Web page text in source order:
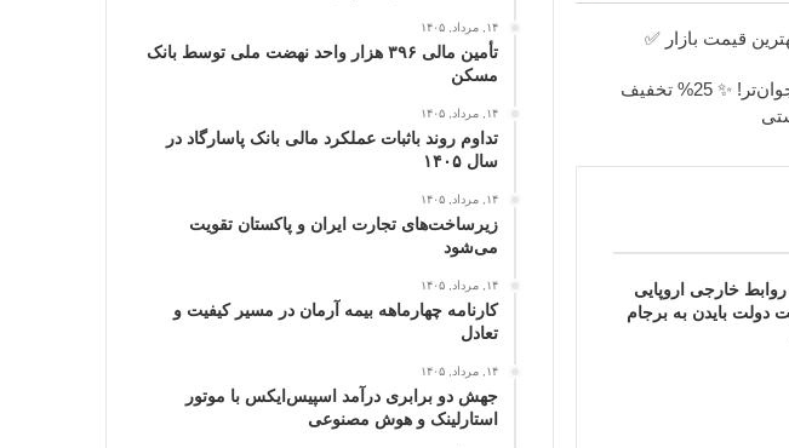
قیمت بازار ✅
🎯 چشم‌هایی زیباتر، نگاهی جوان‌تر! ✨ 25% تخفیف
روابط خارجی اروپایی
دولت بایدن به برجام
۱۴, مرداد, ۱۴۰۵
تأمین مالی ۳۹۶ هزار واحد نهضت ملی توسط بانک
مسکن
۱۴, مرداد, ۱۴۰۵
تداوم روند باثبات عملکرد مالی بانک پاسارگاد در
سال ۱۴۰۵
۱۴, مرداد, ۱۴۰۵
زیرساخت‌های تجارت ایران و پاکستان تقویت
می‌شود
۱۴, مرداد, ۱۴۰۵
کارنامه چهارماهه بیمه آرمان در مسیر کیفیت و
تعادل
۱۴, مرداد, ۱۴۰۵
جهش دو برابری درآمد اسپیس‌ایکس با موتور
استارلینک و هوش مصنوعی